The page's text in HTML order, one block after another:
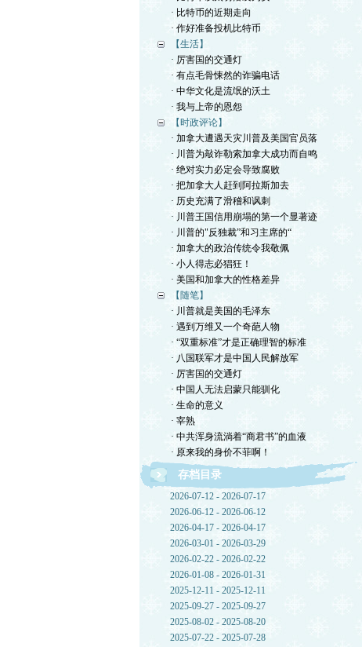
· 比特币的近期走向
· 作好准备投机比特币
【生活】
· 厉害国的交通灯
· 有点毛骨悚然的诈骗电话
· 中华文化是流氓的沃土
· 我与上帝的恩怨
【时政评论】
· 加拿大遭遇天灾川普及美国官员落
· 川普为敲诈勒索加拿大成功而自鸣
· 绝对实力必定会导致腐败
· 把加拿大人赶到阿拉斯加去
· 历史充满了滑稽和讽刺
· 川普王国信用崩塌的第一个显著迹
· 川普的"反独裁”和习主席的“
· 加拿大的政治传统令我敬佩
· 小人得志必猖狂！
· 美国和加拿大的性格差异
【随笔】
· 川普就是美国的毛泽东
· 遇到万维又一个奇葩人物
· “双重标准”才是正确理智的标准
· 八国联军才是中国人民解放军
· 厉害国的交通灯
· 中国人无法启蒙只能驯化
· 生命的意义
· 宰熟
· 中共浑身流淌着“商君书”的血液
· 原来我的身价不菲啊！
存档目录
2026-07-12 - 2026-07-17
2026-06-12 - 2026-06-12
2026-04-17 - 2026-04-17
2026-03-01 - 2026-03-29
2026-02-22 - 2026-02-22
2026-01-08 - 2026-01-31
2025-12-11 - 2025-12-11
2025-09-27 - 2025-09-27
2025-08-02 - 2025-08-20
2025-07-22 - 2025-07-28